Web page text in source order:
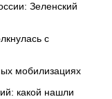
Зеленский
с
мобилизациях
какой нашли